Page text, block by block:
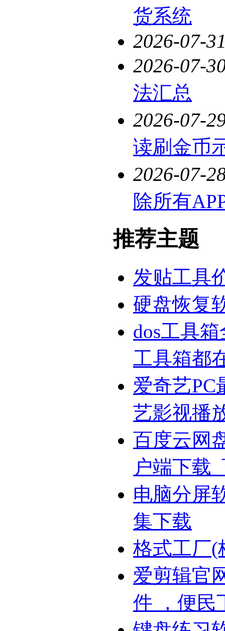
货系统
2026-07-
2026-07-
法汇总
2026-07-
读刷金币
2026-07-
除所有
推荐主题
发贴工具
硬盘恢复
dos工具
工具箱都
爱奇艺PC
艺影视播
百度云网
户端下载
电脑分屏
集下载
格式工厂(
爱剪辑官
件 ，便民